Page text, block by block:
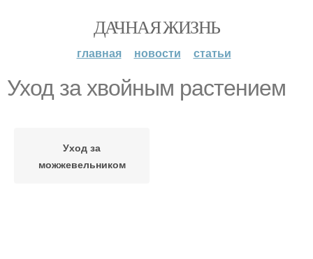
ДАЧНАЯ ЖИЗНЬ
главная новости статьи
Уход за хвойным растением
Уход за
можжевельником